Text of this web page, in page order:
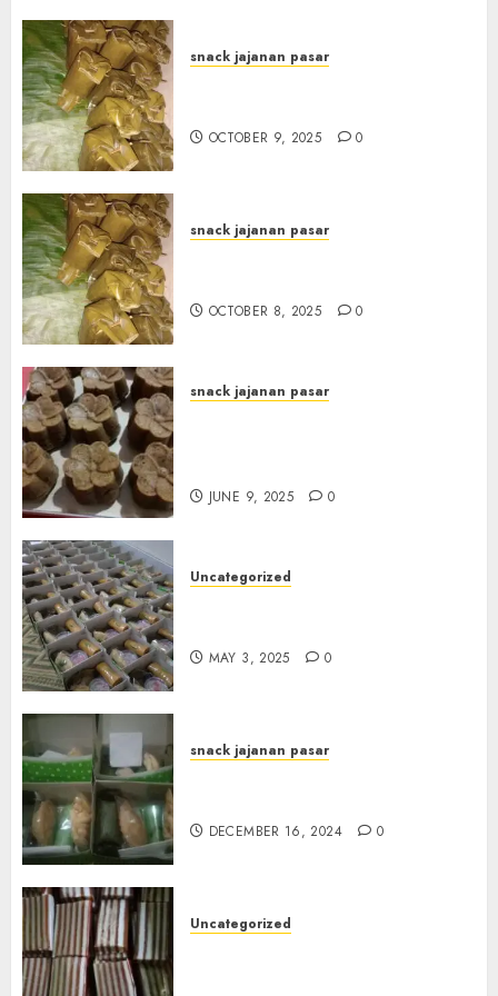
snack jajanan pasar
OCTOBER 9, 2025 0
snack jajanan pasar
OCTOBER 8, 2025 0
snack jajanan pasar
JUNE 9, 2025 0
Uncategorized
MAY 3, 2025 0
snack jajanan pasar
DECEMBER 16, 2024 0
Uncategorized